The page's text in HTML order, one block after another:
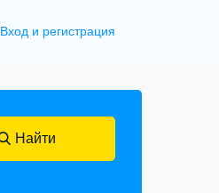
Вход и регистрация
Найти